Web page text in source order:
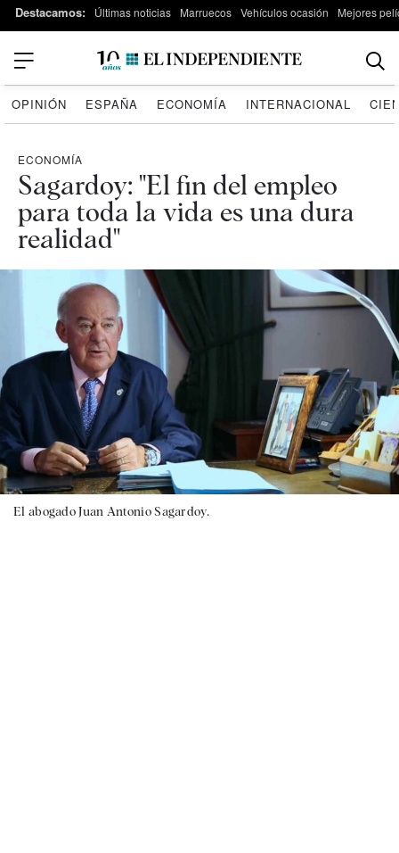
Destacamos: Últimas noticias Marruecos Vehículos ocasión Mejores
OPINIÓN ESPAÑA ECONOMÍA INTERNACIONAL
ECONOMÍA
Sagardoy: "El fin del empleo
para toda la vida es una dura
realidad"
El abogado Juan Antonio Sagardoy.